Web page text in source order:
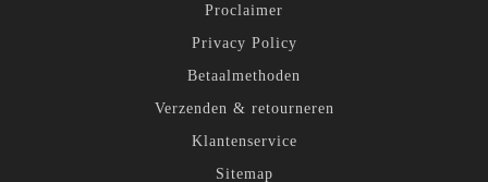
Proclaimer
Privacy Policy
Betaalmethoden
Verzenden & retourneren
Klantenservice
Sitemap